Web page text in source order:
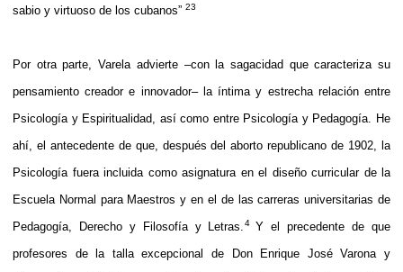
sabio y virtuoso de los cubanos” 23
Por otra parte, Varela advierte –con la sagacidad que caracteriza su
pensamiento creador e innovador– la íntima y estrecha relación entre
Psicología y Espiritualidad, así como entre Psicología y Pedagogía. He
ahí, el antecedente de que, después del aborto republicano de 1902, la
Psicología fuera incluida como asignatura en el diseño curricular de la
Escuela Normal para Maestros y en el de las carreras universitarias de
Pedagogía, Derecho y Filosofía y Letras. 4Y el precedente de que
profesores de la talla excepcional de Don Enrique José Varona y